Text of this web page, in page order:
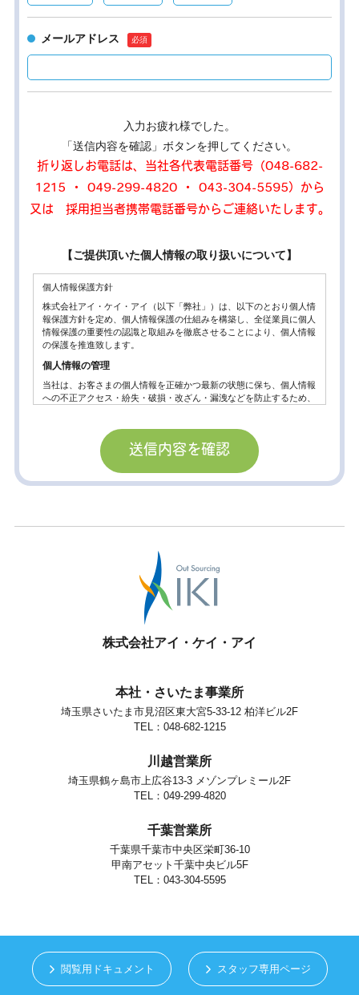
メールアドレス
入力お疲れ様でした。
「送信内容を確認」ボタンを押してください。
折り返しお電話は、当社各代表電話番号（048-682-
1215 ・ 049-299-4820 ・ 043-304-5595）から
又は 採用担当者携帯電話番号からご連絡いたします。
【ご提供頂いた個人情報の取り扱いについて】
個人情報保護方針
株式会社アイ・ケイ・アイ（以下「弊社」）は、以下のとおり個人情
報保護方針を定め、個人情報保護の仕組みを構築し、全従業員に個人
情報保護の重要性の認識と取組みを徹底させることにより、個人情報
の保護を推進致します。
個人情報の管理
当社は、お客さまの個人情報を正確かつ最新の状態に保ち、個人情報
への不正アクセス・紛失・破損・改ざん・漏洩などを防止するため、
個人情報の利用目的
お客さまからお預かりした個人情報は、当社からのご連絡や業務のご
案内やご質問に対する回答として、電子メールや資料のご送付に利用
当社は、お客さまよりお預かりした個人情報を適切に管理し、次のい
お客さまの同意がある場合
お客さまが希望されるサービスを行なうために当社が業務を委託する
業者に対して開示する場合。
法令に基づき開示することが必要である場合。
個人情報の安全対策
お客さまがご本人の個人情報の照会・修正・削除などをご希望される
場合には、ご本人であることを確認の上、対応させていただきます。
当社は、保有する個人情報に関して適用される日本の法令、その他規
範を遵守するとともに、本ポリシーの内容を適宜見直し、その改善に
当社の個人情報の取扱に関するお問い合せは下記までご連絡くださ
株式会社アイ・ケイ・アイ
株式会社アイ・ケイ・アイ
本社・さいたま事業所
埼玉県さいたま市見沼区東大宮5-33-12 柏洋ビル2F
TEL：048-682-1215
川越営業所
埼玉県鶴ヶ島市上広谷13-3 メゾンプレミール2F
TEL：049-299-4820
千葉営業所
千葉県千葉市中央区栄町36-10
甲南アセット千葉中央ビル5F
TEL：043-304-5595
閲覧用ドキュメント スタッフ専用ページ